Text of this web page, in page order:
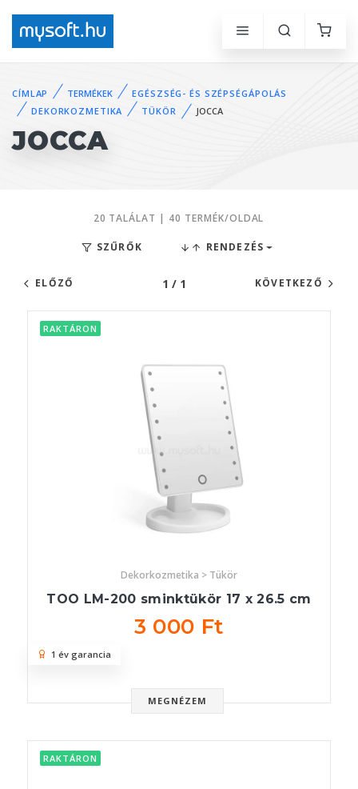
CÍMLAP TERMÉKEK
EGÉSZSÉG- ÉS SZÉPSÉGÁPOLÁS
DEKORKOZMETIKA
TÜKÖR JOCCA
JOCCA
20 TALÁLAT | 40 TERMÉK/OLDAL
SZŰRŐK RENDEZÉS
ELŐZŐ 1 / 1 KÖVETKEZŐ
RAKTÁRON
Dekorkozmetika > Tükör
TOO LM-200 sminktükör 17 x 26.5 cm
3 000 Ft
MEGNÉZEM
1 év garancia
RAKTÁRON